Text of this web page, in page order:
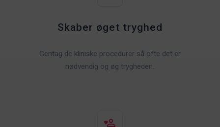
Skaber øget tryghed
Gentag de kliniske procedurer så ofte det er
nødvendig og øg trygheden.